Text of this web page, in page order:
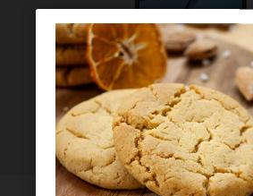
nova - Black - imagen 1